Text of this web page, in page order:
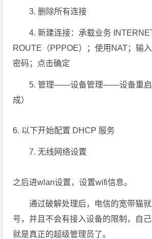
3. 删除所有连接
4. 新建连接：承载业务
ROUTE（PPPOE）；使用NAT；输
密码；点击确定
5. 管理——设备管理——设备重启
成）
6. 以下开始配置 DHCP 服务
7. 无线网络设置
之后进wlan设置，设置wifi信息。
通过破解处理后，电信的宽带猫
号，并且不会有接入设备的限制，自
就是真正的超级管理员了。